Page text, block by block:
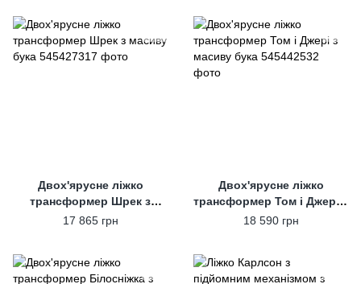
Двох'ярусне ліжко
трансформер Шрек з
масиву бука
17 865 грн
Двох'ярусне ліжко
трансформер Том і Джері з
масиву бука
18 590 грн